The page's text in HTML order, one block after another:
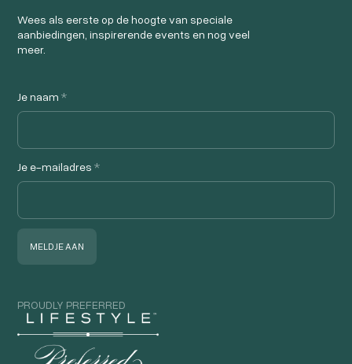
Wees als eerste op de hoogte van speciale
aanbiedingen, inspirerende events en nog veel
meer.
Je naam*
Je e-mailadres*
PROUDLY PREFERRED